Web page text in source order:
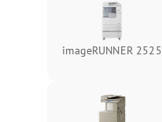
imageRUNNER 2525